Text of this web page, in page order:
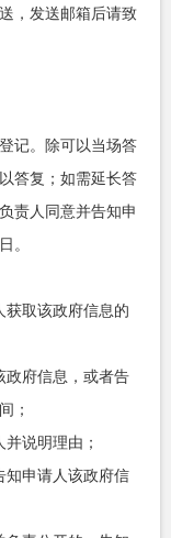
，发送邮箱后请致
记。除可以当场答
答复；如需延长答
责人同意并告知申
。
获取该政府信息的
政府信息，或者告
；
说明理由；
知申请人该政府信